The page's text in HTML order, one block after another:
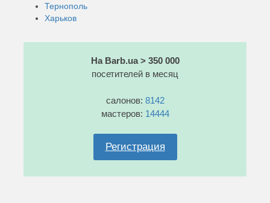
Тернополь
Харьков
На Barb.ua > 350 000
посетителей в месяц
салонов: 8142
мастеров: 14444
Регистрация